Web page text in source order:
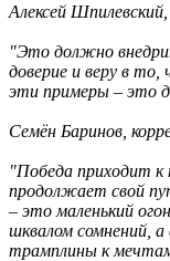
Алексей
"Это должно
доверие и веру в то,
эти примеры – это
Семён Баринов,
"Победа приходит
продолжает свой
– это маленький
шквалом сомнений,
трамплины к